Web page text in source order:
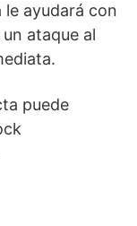
le ayudará con
ataque al
puede